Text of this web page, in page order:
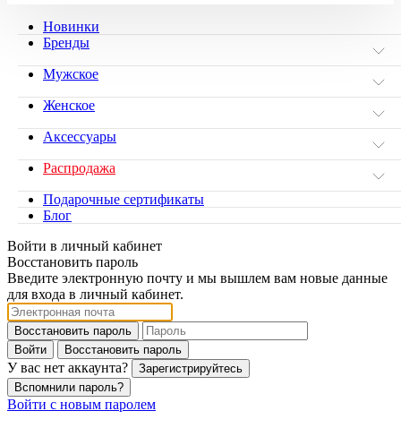
Новинки
Бренды
Мужское
Женское
Аксессуары
Распродажа
Подарочные сертификаты
Блог
Войти в личный кабинет
Восстановить пароль
Введите электронную почту и мы вышлем вам новые данные
для входа в личный кабинет.
Восстановить пароль
Войти
Восстановить пароль
У вас нет аккаунта?
Зарегистрируйтесь
Вспомнили пароль?
Войти с новым паролем